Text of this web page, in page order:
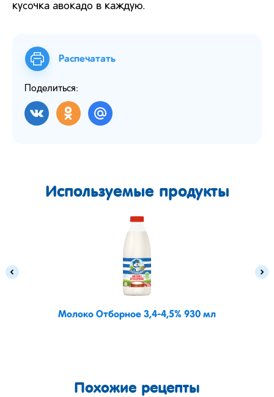
кусочка авокадо в каждую.
Распечатать
Поделиться:
Используемые продукты
Молоко Отборное 3,4-4,5% 930 мл
Похожие рецепты